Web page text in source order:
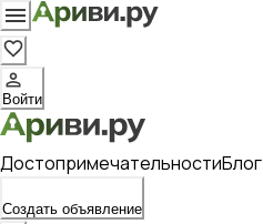
Войти
ДостопримечательностиБлог
Создать объявление